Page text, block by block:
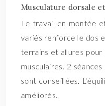
Musculature dorsale
Le travail en montée
variés renforce le dos
terrains et allures
musculaires. 2
sont conseillées.
améliorés.